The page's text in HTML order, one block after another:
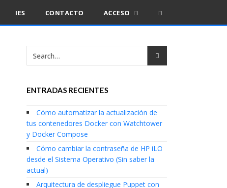
IES CONTACTO ACCESO
ENTRADAS RECIENTES
Cómo automatizar la actualización de
tus contenedores Docker con Watchtower
y Docker Compose
Cómo cambiar la contraseña de HP iLO
desde el Sistema Operativo (Sin saber la
actual)
Arquitectura de despliegue Puppet con